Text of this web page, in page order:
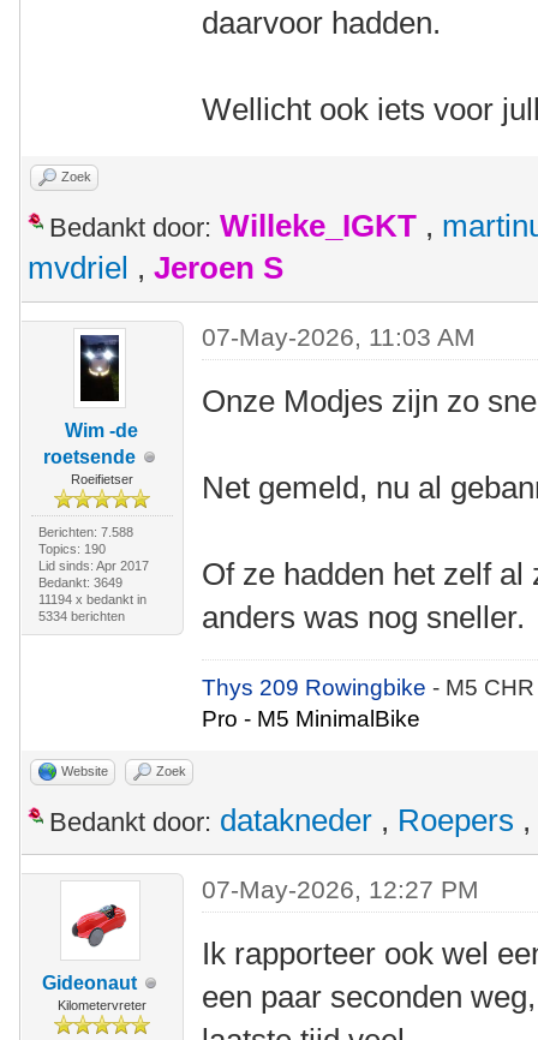
daarvoor hadden.
Wellicht ook iets voor
Zoek
Bedankt door: Willeke_IGKT ,
mvdriel , Jeroen S
Wim -de
roetsende
Roeifietser
Berichten: 7.588
Topics: 190
Lid sinds: Apr 2017
Bedankt: 3649
11194 x bedankt in
5334 berichten
07-May-2026, 11:03 AM
Onze Modjes zijn zo
Net gemeld, nu al
Of ze hadden het zelf
anders was nog sneller.
Thys 209 Rowingbike- M5
Pro - M5 MinimalBike
Website Zoek
Bedankt door: datakneder , Roepers ,
Gideonaut
Kilometervreter
07-May-2026, 12:27 PM
Ik rapporteer ook wel
een paar seconden